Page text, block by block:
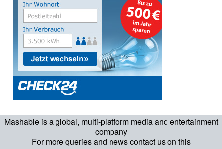
Mashable is a global, multi-platform media and entertainment
company
For more queries and news contact us on this